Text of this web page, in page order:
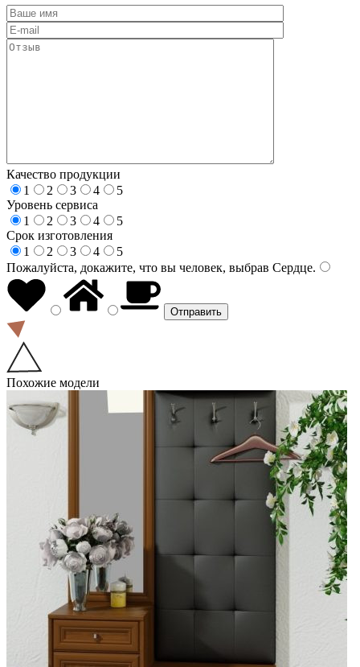
Качество продукции
1
2 3 4
5
Уровень сервиса
1
2 3 4
5
Срок изготовления
1
2 3 4
5
Пожалуйста, докажите, что вы человек, выбрав Сердце.
Похожие модели